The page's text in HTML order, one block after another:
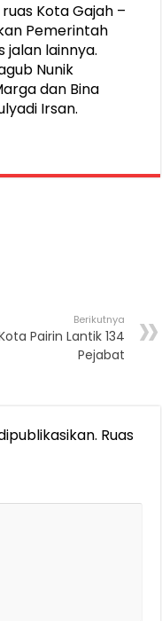
Kota Gajah –
Pemerintah
jalan lainnya.
Nunik
dan Bina
Irsan.
Berikutnya
Pairin Lantik 134
Pejabat
Ruas